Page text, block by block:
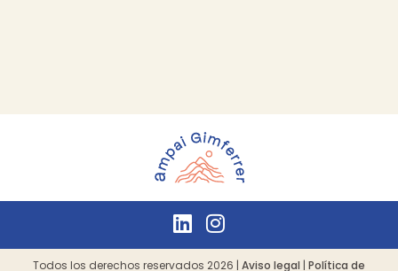
Todos los derechos reservados 2026 | Aviso legal | Política de